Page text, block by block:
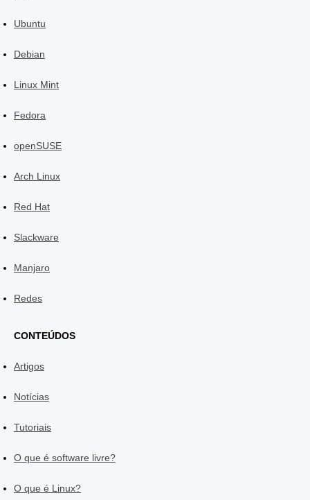
Ubuntu
Debian
Linux Mint
Fedora
openSUSE
Arch Linux
Red Hat
Slackware
Manjaro
Redes
CONTEÚDOS
Artigos
Notícias
Tutoriais
O que é software livre?
O que é Linux?